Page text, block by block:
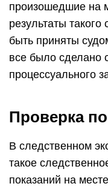
произошедшие на
результаты такого
быть приняты
все было сделано
процессуального
Проверка
В следственном
такое
показаний на